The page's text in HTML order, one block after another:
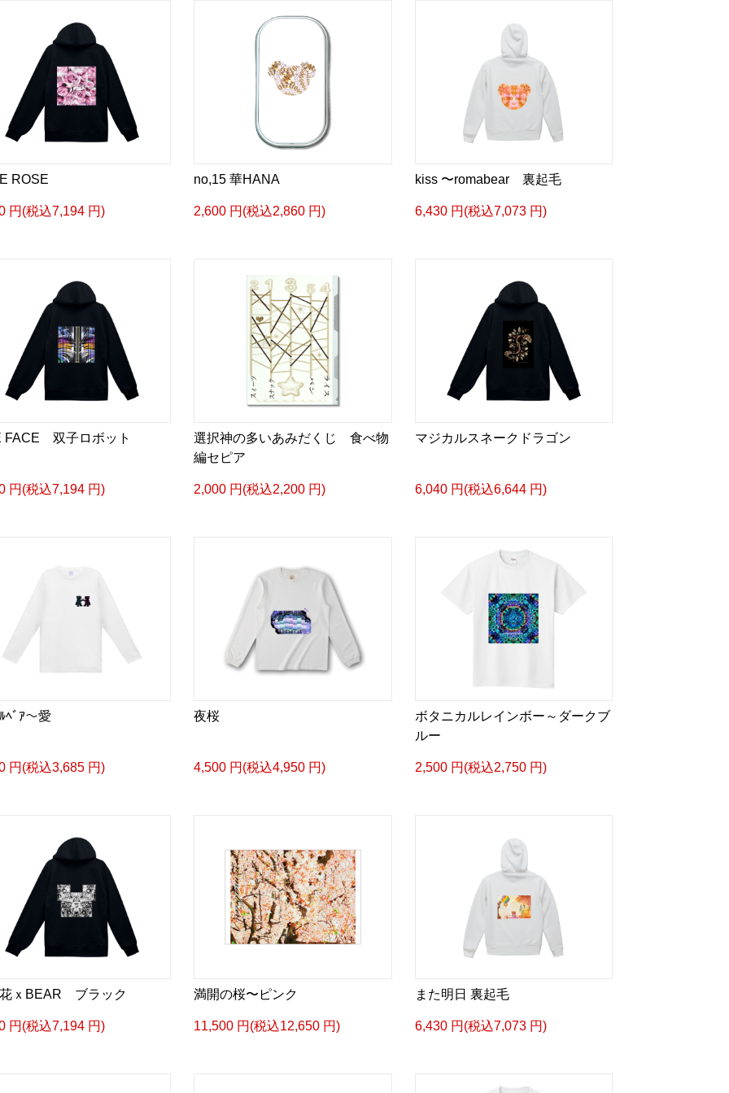
ROSE
円(税込7,194 円)
no,15 華HANA
2,600 円(税込2,860 円)
kiss 〜romabear 裏起毛
6,430 円(税込7,073 円)
FACE 双子ロボット
円(税込7,194 円)
選択神の多いあみだくじ 食べ物
編セピア
2,000 円(税込2,200 円)
マジカルスネークドラゴン
6,040 円(税込6,644 円)
ﾍﾞｱ〜愛
円(税込3,685 円)
夜桜
4,500 円(税込4,950 円)
ボタニカルレインボー～ダークブ
ルー
2,500 円(税込2,750 円)
ｘBEAR ブラック
円(税込7,194 円)
満開の桜〜ピンク
11,500 円(税込12,650 円)
また明日 裏起毛
6,430 円(税込7,073 円)